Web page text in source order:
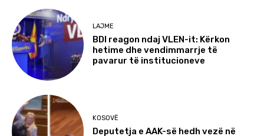
LAJME
BDI reagon ndaj VLEN-it: Kërkon
hetime dhe vendimmarrje të
pavarur të institucioneve
KOSOVË
Deputetja e AAK-së hedh vezë në